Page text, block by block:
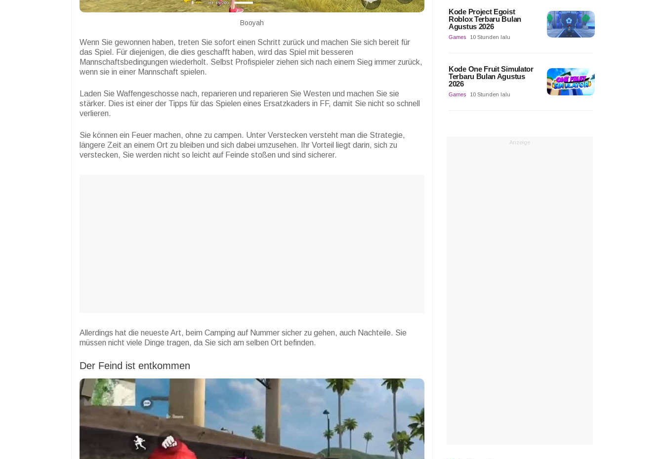
Booyah
Wenn Sie gewonnen haben, treten Sie sofort einen Schritt zurück und machen Sie sich bereit für
das Spiel. Für diejenigen, die dies geschafft haben, wird das Spiel mit besseren
Mannschaftsbedingungen wiederholt. Selbst Profispieler ziehen sich nach einem Sieg immer zurück,
wenn sie in einer Mannschaft spielen.
Laden Sie Waffengeschosse nach, reparieren und reparieren Sie Westen und machen Sie sie
stärker. Dies ist einer der Tipps für das Spielen eines Ersatzkaders in FF, damit Sie nicht so schnell
verlieren.
Sie können ein Feuer machen, ohne zu campen. Unter Verstecken versteht man die Strategie,
längere Zeit an einem Ort zu bleiben und sich dabei umzusehen. Ihr Vorteil liegt darin, sich zu
verstecken, Sie werden nicht so leicht auf Feinde stoßen und sind sicherer.
Allerdings hat die neueste Art, beim Camping auf Nummer sicher zu gehen, auch Nachteile. Sie
müssen nicht viele Dinge tragen, da Sie sich am selben Ort befinden.
Der Feind ist entkommen
Kode Project Egoist
Roblox Terbaru Bulan
Agustus 2026
Games 10 Stunden lalu
Kode One Fruit Simulator
Terbaru Bulan Agustus
2026
Games 10 Stunden lalu
Anzeige